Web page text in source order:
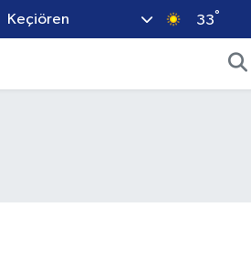
Keçiören 33°